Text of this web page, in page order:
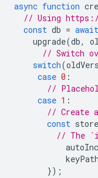
async function
// Using
const db = await
upgrade(db,
// Switch
switch(
case 0 :
//
case 1 :
// Create
const store
// The
keyPath
});